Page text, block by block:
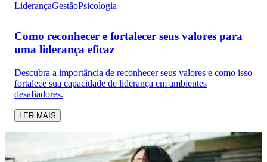
LiderançaGestãoPsicologia
Como reconhecer e fortalecer seus valores para
uma liderança eficaz
Descubra a importância de reconhecer seus valores e como isso
fortalece sua capacidade de liderança em ambientes
desafiadores.
LER MAIS